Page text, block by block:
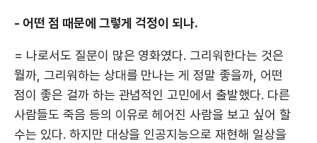
- 어떤 점 때문에 그렇게 걱정이 되나.
= 나로서도 질문이 많은 영화였다. 그리워한다는 것은
뭘까, 그리워하는 상대를 만나는 게 정말 좋을까, 어떤
점이 좋은 걸까 하는 관념적인 고민에서 출발했다. 다른
사람들도 죽음 등의 이유로 헤어진 사람을 보고 싶어 할
수는 있다. 하지만 대상을 인공지능으로 재현해 일상을